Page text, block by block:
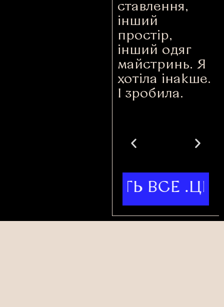
ставлення,
інший
простір,
інший одяг
майстринь. Я
хотіла інакше.
І зробила.
МОЖУТЬ ВСЕ .ЦІ